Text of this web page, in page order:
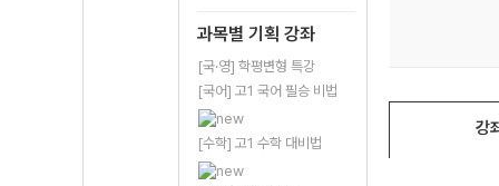
과목별 기획 강좌
[국·영] 학평변형 특강
[국어] 고1 국어 필승 비법
[수학] 고1 수학 대비법
강